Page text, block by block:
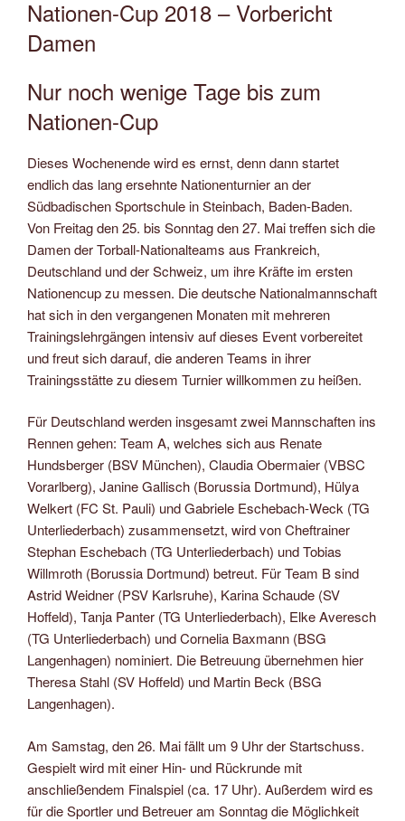
Nationen-Cup 2018 – Vorbericht
Damen
Nur noch wenige Tage bis zum
Nationen-Cup
Dieses Wochenende wird es ernst, denn dann startet
endlich das lang ersehnte Nationenturnier an der
Südbadischen Sportschule in Steinbach, Baden-Baden.
Von Freitag den 25. bis Sonntag den 27. Mai treffen sich die
Damen der Torball-Nationalteams aus Frankreich,
Deutschland und der Schweiz, um ihre Kräfte im ersten
Nationencup zu messen. Die deutsche Nationalmannschaft
hat sich in den vergangenen Monaten mit mehreren
Trainingslehrgängen intensiv auf dieses Event vorbereitet
und freut sich darauf, die anderen Teams in ihrer
Trainingsstätte zu diesem Turnier willkommen zu heißen.
Für Deutschland werden insgesamt zwei Mannschaften ins
Rennen gehen: Team A, welches sich aus Renate
Hundsberger (BSV München), Claudia Obermaier (VBSC
Vorarlberg), Janine Gallisch (Borussia Dortmund), Hülya
Welkert (FC St. Pauli) und Gabriele Eschebach-Weck (TG
Unterliederbach) zusammensetzt, wird von Cheftrainer
Stephan Eschebach (TG Unterliederbach) und Tobias
Willmroth (Borussia Dortmund) betreut. Für Team B sind
Astrid Weidner (PSV Karlsruhe), Karina Schaude (SV
Hoffeld), Tanja Panter (TG Unterliederbach), Elke Averesch
(TG Unterliederbach) und Cornelia Baxmann (BSG
Langenhagen) nominiert. Die Betreuung übernehmen hier
Theresa Stahl (SV Hoffeld) und Martin Beck (BSG
Langenhagen).
Am Samstag, den 26. Mai fällt um 9 Uhr der Startschuss.
Gespielt wird mit einer Hin- und Rückrunde mit
anschließendem Finalspiel (ca. 17 Uhr). Außerdem wird es
für die Sportler und Betreuer am Sonntag die Möglichkeit